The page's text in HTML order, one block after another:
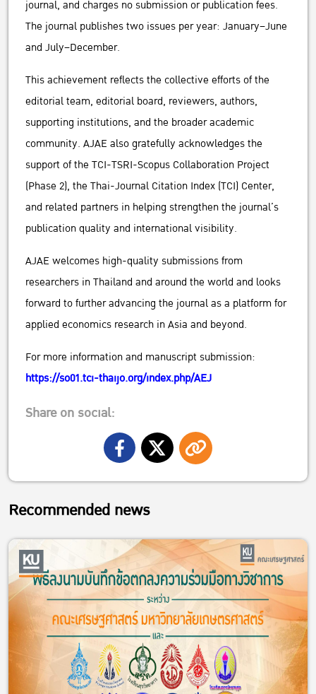
journal, and charges no submission or publication fees.
The journal publishes two issues per year: January–June
and July–December.
This achievement reflects the collective efforts of the
editorial team, editorial board, reviewers, authors,
supporting institutions, and the broader academic
community. AJAE also gratefully acknowledges the
support of the TCI-TSRI-Scopus Collaboration Project
(Phase 2), the Thai-Journal Citation Index (TCI) Center,
and related partners in helping strengthen the journal’s
publication quality and international visibility.
AJAE welcomes high-quality submissions from
researchers in Thailand and around the world and looks
forward to further advancing the journal as a platform for
applied economics research in Asia and beyond.
For more information and manuscript submission:
https://so01.tci-thaijo.org/index.php/AEJ
Share on social:
Recommended news